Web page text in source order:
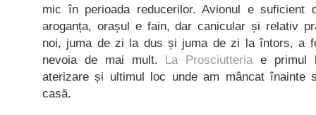
mic în perioada reducerilor. Avionul e
aroganța, orașul e fain, dar canicular și relativ
noi, juma de zi la dus și juma de zi la întors, a
nevoia de mai mult. La Prosciutteriae primul
aterizare și ultimul loc unde am mâncat înainte
casă.